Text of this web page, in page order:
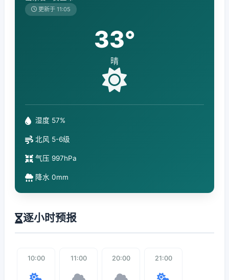
更新于 11:05
33°
晴
湿度 57%
北风 5-6级
气压 997hPa
降水 0mm
逐小时预报
10:00 11:00 20:00 21:00